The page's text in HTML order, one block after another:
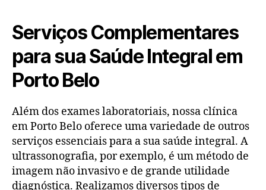
Serviços Complementares
para sua Saúde Integral em
Porto Belo
Além dos exames laboratoriais, nossa clínica
em Porto Belo oferece uma variedade de outros
serviços essenciais para a sua saúde integral. A
ultrassonografia, por exemplo, é um método de
imagem não invasivo e de grande utilidade
diagnóstica. Realizamos diversos tipos de